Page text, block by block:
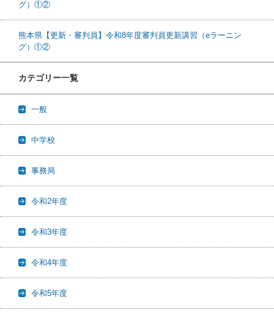
グ）①②
熊本県【更新・審判員】令和8年度審判員更新講習（eラーニン
グ）①②
カテゴリー一覧
一般
中学校
事務局
令和2年度
令和3年度
令和4年度
令和5年度